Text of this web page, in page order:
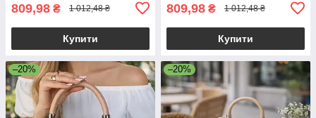
809,98 ₴ 1 012,48 ₴
Купити
809,98 ₴ 1 012,48 ₴
Купити
–20% –20%